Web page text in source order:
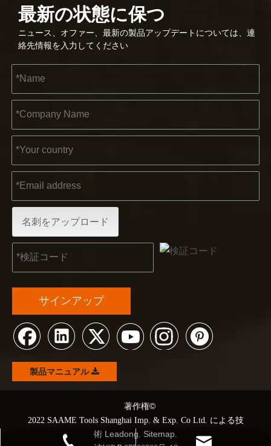
2023-03-02
KENDO ケルン見本市 2023
2023年のケルン見本市は、Kendoにとって古い友人と出
2022-11-21
パートナーおよび友人の皆様に、素晴らしいニュースを
+86 21 68139666-1210
kendo@saame.com
最新の状態に保つ
ニュース、オファー、最新の製品アップデートについては、連
絡先情報を入力してください
名刺をアップロード
サインアップ
製品マニュアル
©著作権©
2022 SAAME Tools Shanghai Imp. & Exp. Co Ltd. による技
術 Leadong Sitemap